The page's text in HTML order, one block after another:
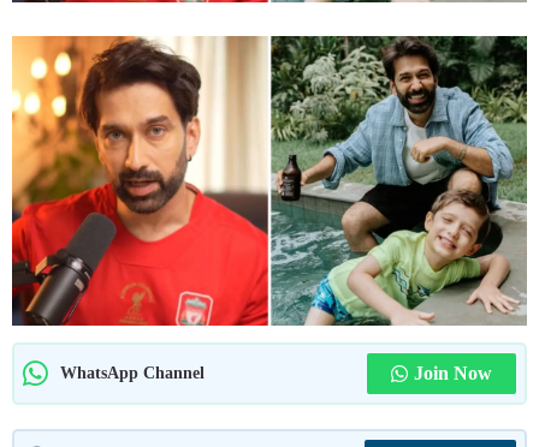
WhatsApp Channel Join Now